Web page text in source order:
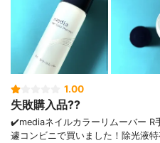
1.00
失敗購入品??
✔️mediaネイルカラーリムーバー R
遽コンビニで買いました！除光液